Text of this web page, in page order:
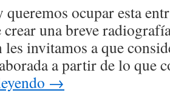
queremos ocupar esta
una breve
invitamos a que
a partir de lo que
→